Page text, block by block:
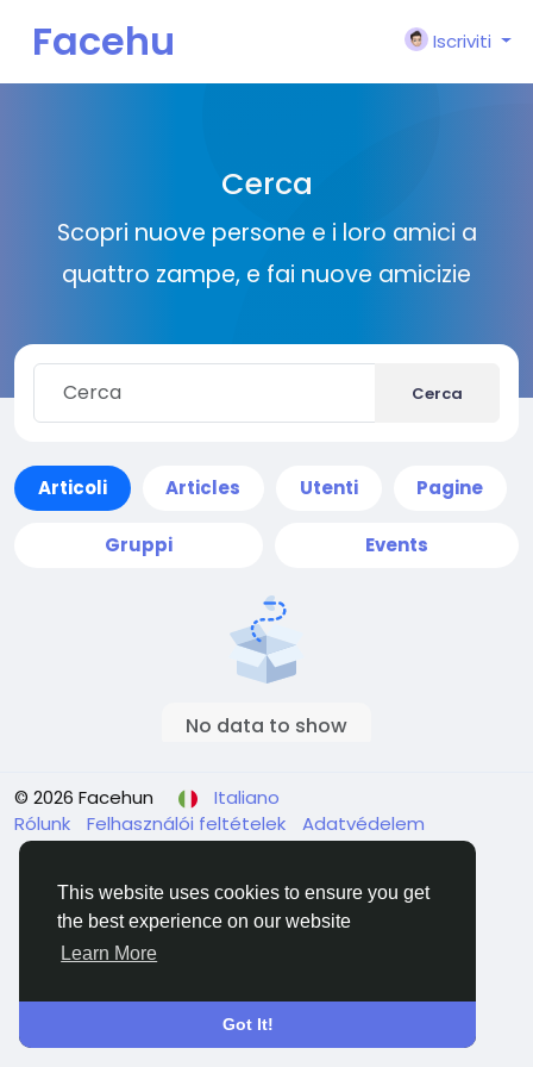
This website uses cookies to ensure you get
the best experience on our website
Learn More
Got It!
Facehu
Iscriviti
Cerca
Scopri nuove persone e i loro amici a
quattro zampe, e fai nuove amicizie
Cerca
Articoli Articles Utenti Pagine
Gruppi Events
No data to show
© 2026 Facehun
Italiano
Rólunk
Felhasználói feltételek
Adatvédelem
Contattaci